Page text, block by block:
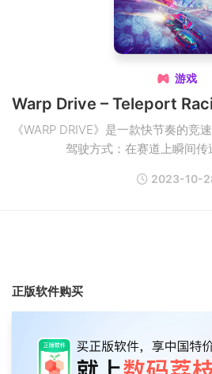
 游戏
《WARP DRIVE》是一款快节奏的竞
驾驶方式：在赛道上瞬间传
2023-10-
正版软件购买